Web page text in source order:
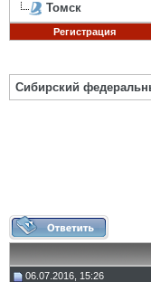
Томск
Регистрация
Сибирский
06.07.2016, 15:26